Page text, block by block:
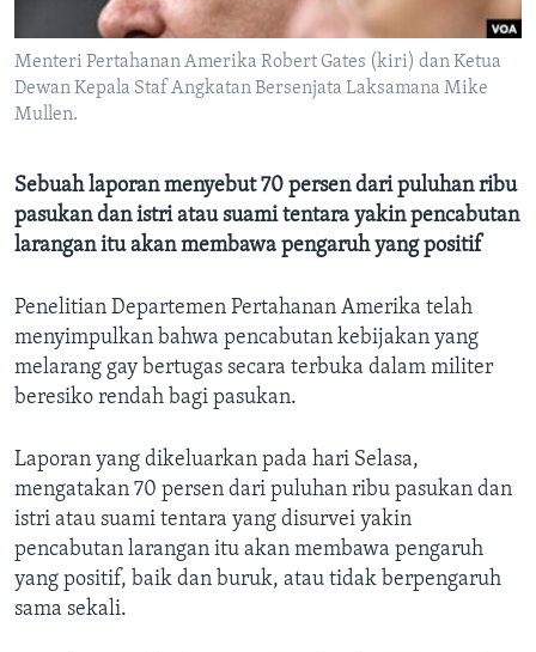
Menteri Pertahanan Amerika Robert Gates (kiri) dan Ketua
Dewan Kepala Staf Angkatan Bersenjata Laksamana Mike
Mullen.
Sebuah laporan menyebut 70 persen dari puluhan ribu
pasukan dan istri atau suami tentara yakin pencabutan
larangan itu akan membawa pengaruh yang positif
Penelitian Departemen Pertahanan Amerika telah
menyimpulkan bahwa pencabutan kebijakan yang
melarang gay bertugas secara terbuka dalam militer
beresiko rendah bagi pasukan.
Laporan yang dikeluarkan pada hari Selasa,
mengatakan 70 persen dari puluhan ribu pasukan dan
istri atau suami tentara yang disurvei yakin
pencabutan larangan itu akan membawa pengaruh
yang positif, baik dan buruk, atau tidak berpengaruh
sama sekali.